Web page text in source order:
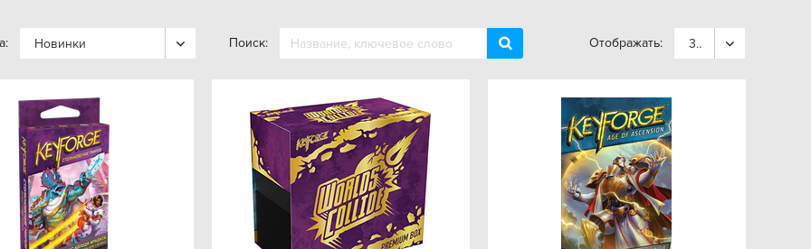
Новинки Поиск: Отображать: 36